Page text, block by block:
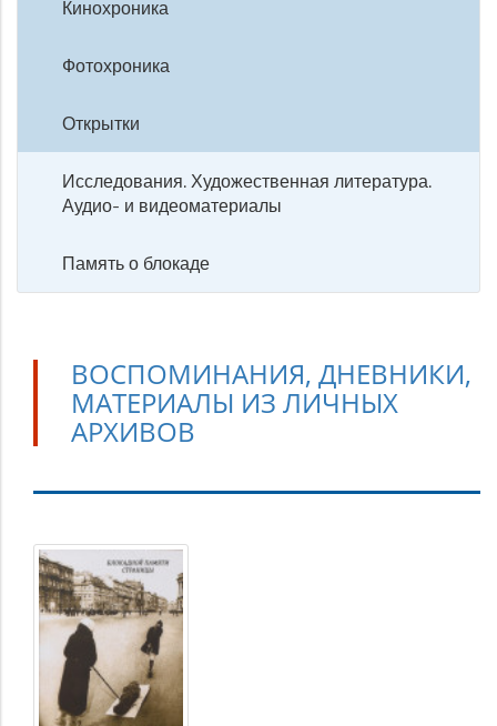
Кинохроника
Фотохроника
Открытки
Исследования. Художественная литература.
Аудио- и видеоматериалы
Память о блокаде
ВОСПОМИНАНИЯ, ДНЕВНИКИ,
МАТЕРИАЛЫ ИЗ ЛИЧНЫХ
АРХИВОВ
Воспоминания,
дневники,
материалы
из
личных
архивов